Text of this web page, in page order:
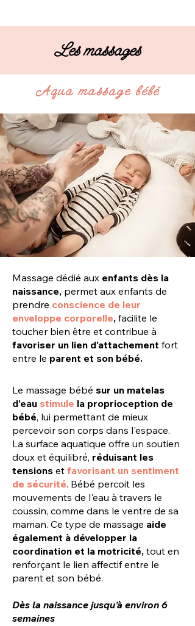
Les massages
Aqua massage bébé
Massage dédié aux enfants dès la
naissance, permet aux enfants de
prendre conscience de leur
enveloppe corporelle, facilite le
toucher bien être et contribue à
favoriser un lien d'attachement fort
entre le parent et son bébé.
Le massage bébé sur un matelas
d'eau stimule la proprioception de
bébé, lui permettant de mieux
percevoir son corps dans l'espace.
La surface aquatique offre un soutien
doux et équilibré, réduisant les
tensions et favorisant un sentiment
de sécurité. Bébé percoit les
mouvements de l'eau à travers le
coussin, comme dans le ventre de sa
maman. Ce type de massage aide
également à développer la
coordination et la motricité, tout en
renforçant le lien affectif entre le
parent et son bébé.
Dès la naissance jusqu'à environ 6
semaines